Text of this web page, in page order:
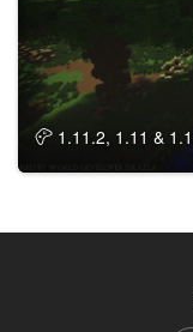
1.11.2, 1.11 &